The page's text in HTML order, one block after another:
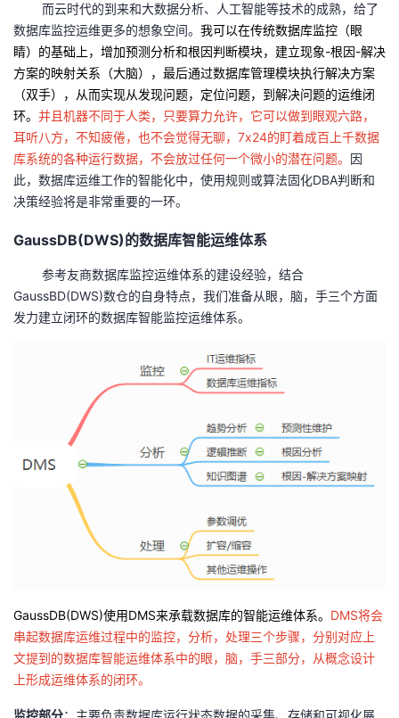
藏
而云时代的到来和大数据分析、人工智能等技术的成熟，给了
数据库监控运维更多的想象空间。 我可以在传统数据库监控（眼
睛）的基础上，增加预测分析和根因判断模块，建立现象-根因-解决
方案的映射关系（大脑），最后通过数据库管理模块执行解决方案
（双手），从而实现从发现问题，定位问题，到解决问题的运维闭
环。 并且机器不同于人类，只要算力允许，它可以做到眼观六路，
耳听八方，不知疲倦，也不会觉得无聊，7x24的盯着成百上千数据
库系统的各种运行数据，不会放过任何一个微小的潜在问题。 因
此，数据库运维工作的智能化中，使用规则或算法固化DBA判断和
决策经验将是非常重要的一环。
GaussDB(DWS)的数据库智能运维体系
参考友商数据库监控运维体系的建设经验，结合
GaussBD(DWS)数仓的自身特点，我们准备从眼，脑，手三个方面
发力建立闭环的数据库智能监控运维体系。
GaussDB(DWS)使用DMS来承载数据库的智能运维体系。 DMS将会
串起数据库运维过程中的监控，分析，处理三个步骤，分别对应上
文提到的数据库智能运维体系中的眼，脑，手三部分，从概念设计
上形成运维体系的闭环。
监控部分：主要负责数据库运行状态数据的采集、存储和可视化展